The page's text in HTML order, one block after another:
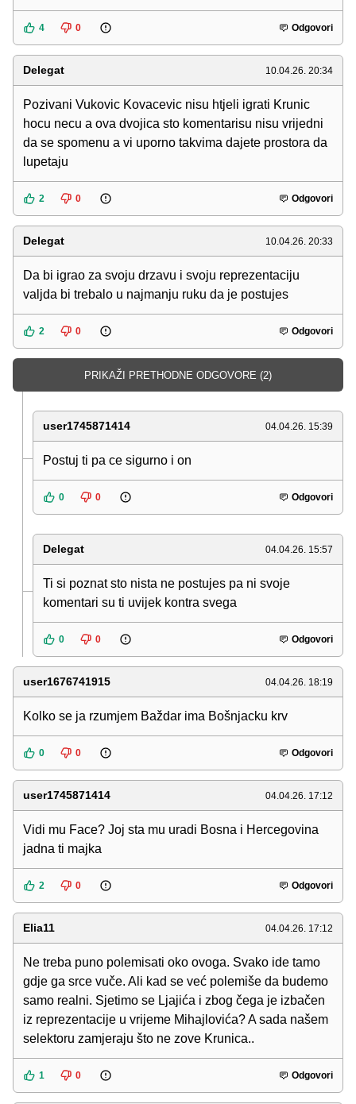
4 0 Odgovori
Delegat 10.04.26. 20:34
Pozivani Vukovic Kovacevic nisu htjeli igrati Krunic
hocu necu a ova dvojica sto komentarisu nisu vrijedni
da se spomenu a vi uporno takvima dajete prostora da
lupetaju
2 0 Odgovori
Delegat 10.04.26. 20:33
Da bi igrao za svoju drzavu i svoju reprezentaciju
valjda bi trebalo u najmanju ruku da je postujes
2 0 Odgovori
PRIKAŽI PRETHODNE ODGOVORE (2)
user1745871414 04.04.26. 15:39
Postuj ti pa ce sigurno i on
0 0 Odgovori
Delegat 04.04.26. 15:57
Ti si poznat sto nista ne postujes pa ni svoje
komentari su ti uvijek kontra svega
0 0 Odgovori
user1676741915 04.04.26. 18:19
Kolko se ja rzumjem Baždar ima Bošnjacku krv
0 0 Odgovori
user1745871414 04.04.26. 17:12
Vidi mu Face? Joj sta mu uradi Bosna i Hercegovina
jadna ti majka
2 0 Odgovori
Elia11 04.04.26. 17:12
Ne treba puno polemisati oko ovoga. Svako ide tamo
gdje ga srce vuče. Ali kad se već polemiše da budemo
samo realni. Sjetimo se Ljajića i zbog čega je izbačen
iz reprezentacije u vrijeme Mihajlovića? A sada našem
selektoru zamjeraju što ne zove Krunica..
1 0 Odgovori